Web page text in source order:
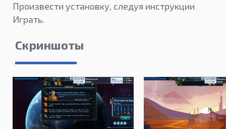
Произвести установку, следуя инструкции
Играть.
Скриншоты